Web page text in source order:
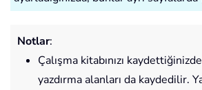
Notlar:
Çalışma kitabınızı
yazdırma alanları da kaydedilir.